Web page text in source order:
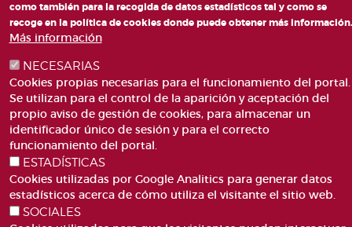
TELÉFONO: 963188000
CORREO
ACCESIBILIDAD
como también para la recogida de datos estadísticos tal y como se
recoge en la política de cookies donde puede obtener más información.
Más información
NECESARIAS
Cookies propias necesarias para el funcionamiento del portal.
Se utilizan para el control de la aparición y aceptación del
propio aviso de gestión de cookies, para almacenar un
identificador único de sesión y para el correcto
funcionamiento del portal.
ESTADÍSTICAS
Cookies utilizadas por Google Analitics para generar datos
estadísticos acerca de cómo utiliza el visitante el sitio web.
SOCIALES